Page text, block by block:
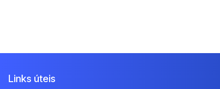
Links úteis